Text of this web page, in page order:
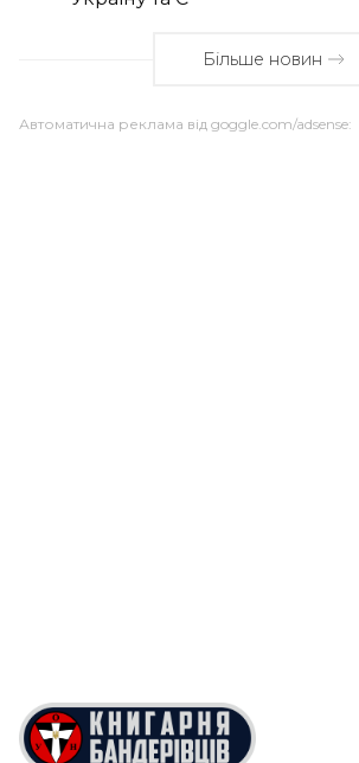
Більше новин
Автоматична реклама від goggle.com/adsense: